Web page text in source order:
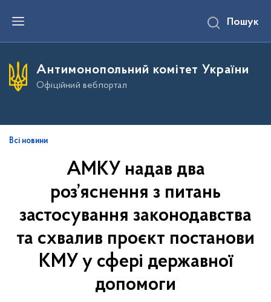
е
и
д
в
Пошук
Антимонопольний комітет України
Офіційний вебпортал
Всі новини
АМКУ надав два
роз’яснення з питань
застосування законодавства
та схвалив проєкт постанови
КМУ у сфері державної
допомоги